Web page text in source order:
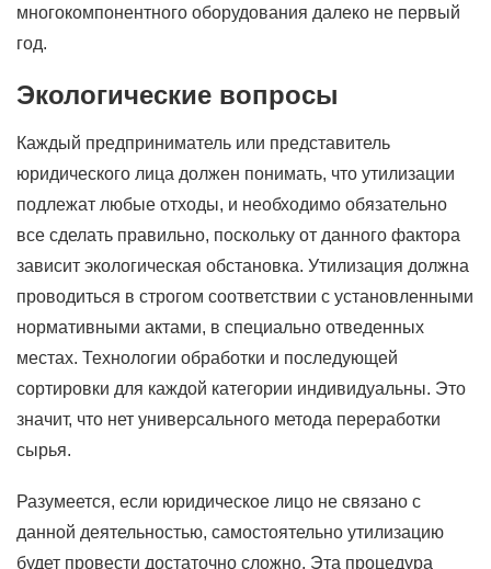
многокомпонентного оборудования далеко не первый
год.
Экологические вопросы
Каждый предприниматель или представитель
юридического лица должен понимать, что утилизации
подлежат любые отходы, и необходимо обязательно
все сделать правильно, поскольку от данного фактора
зависит экологическая обстановка. Утилизация должна
проводиться в строгом соответствии с установленными
нормативными актами, в специально отведенных
местах. Технологии обработки и последующей
сортировки для каждой категории индивидуальны. Это
значит, что нет универсального метода переработки
сырья.
Разумеется, если юридическое лицо не связано с
данной деятельностью, самостоятельно утилизацию
будет провести достаточно сложно. Эта процедура